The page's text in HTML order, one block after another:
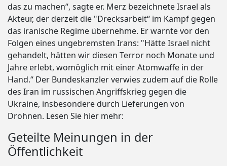
das zu machen“, sagte er. Merz bezeichnete Israel als
Akteur, der derzeit die "Drecksarbeit“ im Kampf gegen
das iranische Regime übernehme. Er warnte vor den
Folgen eines ungebremsten Irans: "Hätte Israel nicht
gehandelt, hätten wir diesen Terror noch Monate und
Jahre erlebt, womöglich mit einer Atomwaffe in der
Hand.“ Der Bundeskanzler verwies zudem auf die Rolle
des Iran im russischen Angriffskrieg gegen die
Ukraine, insbesondere durch Lieferungen von
Drohnen. Lesen Sie hier mehr:
Geteilte Meinungen in der
Öffentlichkeit